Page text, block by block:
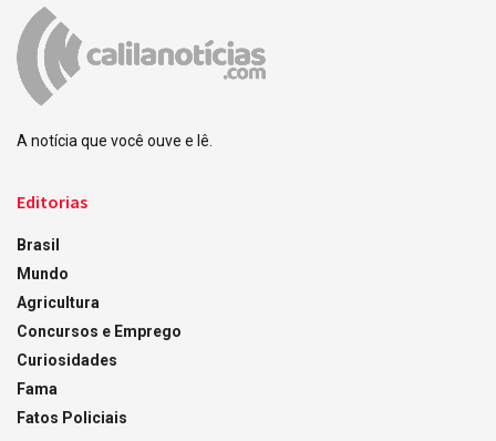
A notícia que você ouve e lê.
Editorias
Brasil
Mundo
Agricultura
Concursos e Emprego
Curiosidades
Fama
Fatos Policiais